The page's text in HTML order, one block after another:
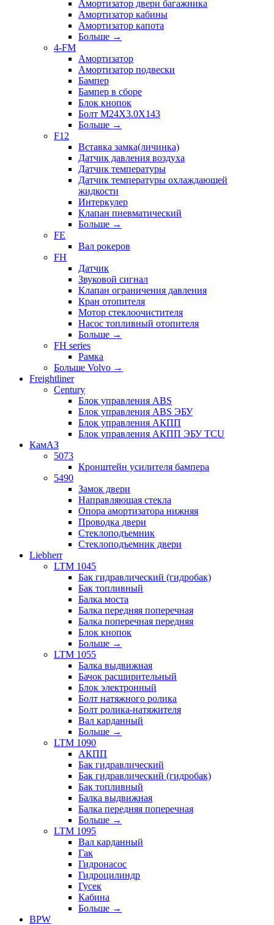
Амортизатор двери багажника
Амортизатор кабины
Амортизатор капота
Больше →
4-FM
Амортизатор
Амортизатор подвески
Бампер
Бампер в сборе
Блок кнопок
Болт M24X3.0X143
Больше →
F12
Вставка замка(личинка)
Датчик давления воздуха
Датчик температуры
Датчик температуры охлаждающей
жидкости
Интеркулер
Клапан пневматический
Больше →
FE
Вал рокеров
FH
Датчик
Звуковой сигнал
Клапан ограничения давления
Кран отопителя
Мотор стеклоочистителя
Насос топливный отопителя
Больше →
FH series
Рамка
Больше Volvo →
Freightliner
Century
Блок управления ABS
Блок управления ABS ЭБУ
Блок управления АКПП
Блок управления АКПП ЭБУ TCU
КамАЗ
5073
Кронштейн усилителя бампера
5490
Замок двери
Направляющая стекла
Опора амортизатора нижняя
Проводка двери
Стеклоподъемник
Стеклоподъемник двери
Liebherr
LTM 1045
Бак гидравлический (гидробак)
Бак топливный
Балка моста
Балка передняя поперечная
Балка поперечная передняя
Блок кнопок
Больше →
LTM 1055
Балка выдвижная
Бачок расширительный
Блок электронный
Болт натяжного ролика
Болт ролика-натяжителя
Вал карданный
Больше →
LTM 1090
АКПП
Бак гидравлический
Бак гидравлический (гидробак)
Бак топливный
Балка выдвижная
Балка передняя поперечная
Больше →
LTM 1095
Вал карданный
Гак
Гидронасос
Гидроцилиндр
Гусек
Кабина
Больше →
BPW